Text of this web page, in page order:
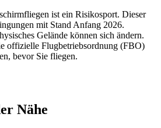
ist ein Risikosport. Dieser
mit Stand Anfang 2026.
Gelände können sich ändern.
offizielle Flugbetriebsordnung (FBO)
bevor Sie fliegen.
Nähe